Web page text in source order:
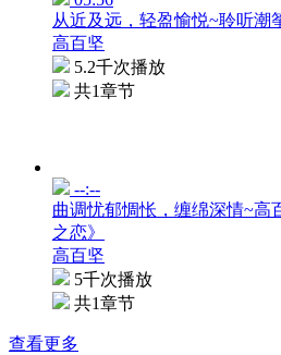
从近及远，轻盈愉悦~聆听潮
高百坚
5.2千次播放
共1章节
--:--
曲调忧郁惆怅，缠绵深情~高
之恋》
高百坚
5千次播放
共1章节
查看更多